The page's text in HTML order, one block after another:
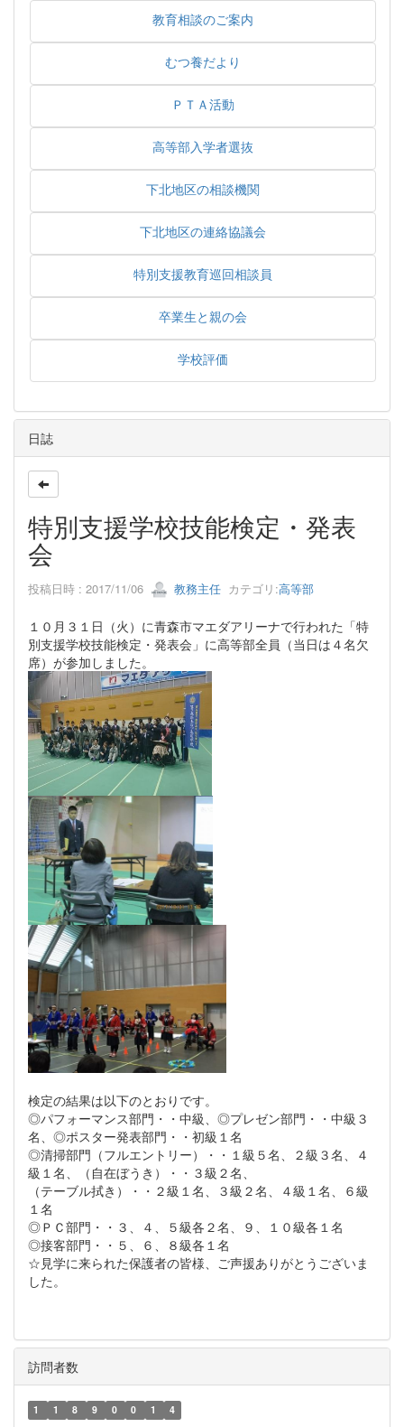
教育相談のご案内
むつ養だより
ＰＴＡ活動
高等部入学者選抜
下北地区の相談機関
下北地区の連絡協議会
特別支援教育巡回相談員
卒業生と親の会
学校評価
日誌
特別支援学校技能検定・発表
会
投稿日時 : 2017/11/06 教務主任 カテゴリ:高等部
１０月３１日（火）に青森市マエダアリーナで行われた「特
別支援学校技能検定・発表会」に高等部全員（当日は４名欠
席）が参加しました。
検定の結果は以下のとおりです。
◎パフォーマンス部門・・中級、◎プレゼン部門・・中級３
名、◎ポスター発表部門・・初級１名
◎清掃部門（フルエントリー）・・１級５名、２級３名、４
級１名、（自在ぼうき）・・３級２名、
（テーブル拭き）・・２級１名、３級２名、４級１名、６級
１名
◎ＰＣ部門・・３、４、５級各２名、９、１０級各１名
◎接客部門・・５、６、８級各１名
☆見学に来られた保護者の皆様、ご声援ありがとうございま
した。
訪問者数
1 1 8 9 0 0 1 4